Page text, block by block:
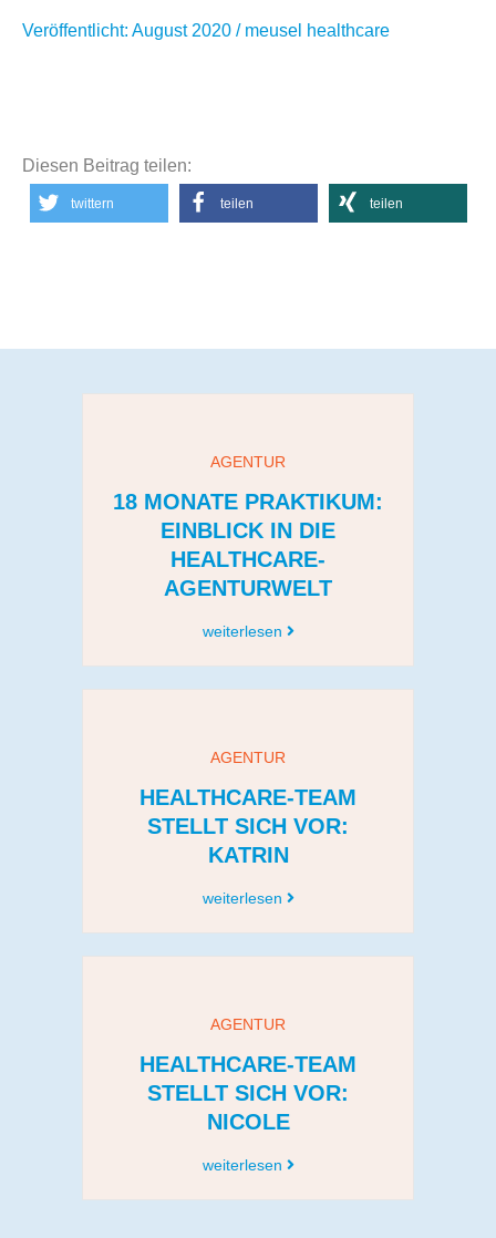
Veröffentlicht: August 2020 / meusel healthcare
Diesen Beitrag teilen:
twittern teilen teilen
AGENTUR
18 MONATE PRAKTIKUM:
EINBLICK IN DIE
HEALTHCARE-
AGENTURWELT
weiterlesen
AGENTUR
HEALTHCARE-TEAM
STELLT SICH VOR:
KATRIN
weiterlesen
AGENTUR
HEALTHCARE-TEAM
STELLT SICH VOR:
NICOLE
weiterlesen